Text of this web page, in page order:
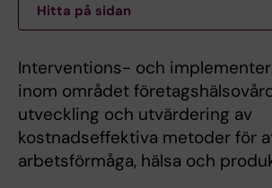
Hitta på sidan
Interventions- och
inom området
utveckling och utvärdering av
kostnadseffektiva metoder för
arbetsförmåga, hälsa och